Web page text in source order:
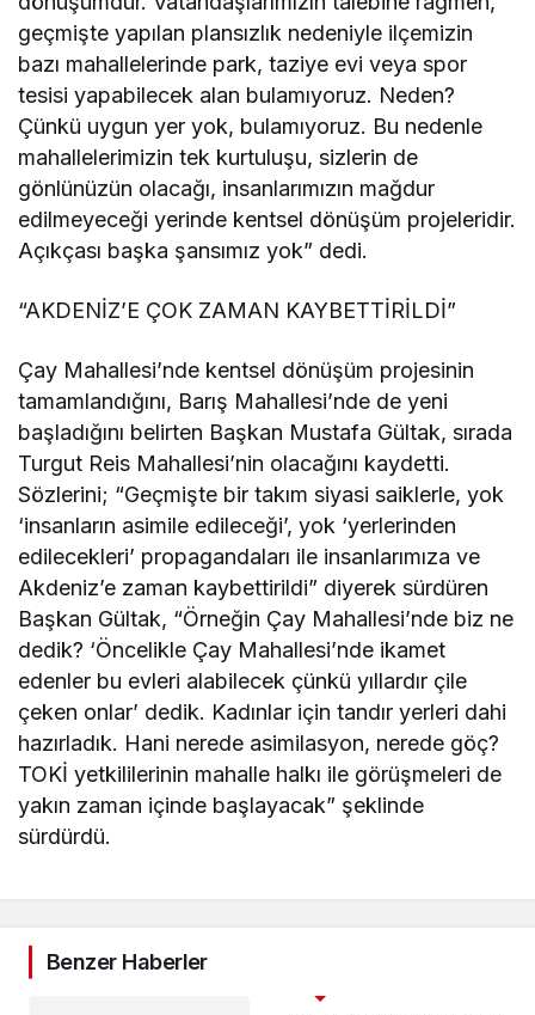
geçmişte yapılan plansızlık nedeniyle ilçemizin
bazı mahallelerinde park, taziye evi veya spor
tesisi yapabilecek alan bulamıyoruz. Neden?
Çünkü uygun yer yok, bulamıyoruz. Bu nedenle
mahallelerimizin tek kurtuluşu, sizlerin de
gönlünüzün olacağı, insanlarımızın mağdur
edilmeyeceği yerinde kentsel dönüşüm projeleridir.
Açıkçası başka şansımız yok” dedi.
“AKDENİZ’E ÇOK ZAMAN KAYBETTİRİLDİ”
Çay Mahallesi’nde kentsel dönüşüm projesinin
tamamlandığını, Barış Mahallesi’nde de yeni
başladığını belirten Başkan Mustafa Gültak, sırada
Turgut Reis Mahallesi’nin olacağını kaydetti.
Sözlerini; “Geçmişte bir takım siyasi saiklerle, yok
‘insanların asimile edileceği’, yok ‘yerlerinden
edilecekleri’ propagandaları ile insanlarımıza ve
Akdeniz’e zaman kaybettirildi” diyerek sürdüren
Başkan Gültak, “Örneğin Çay Mahallesi’nde biz ne
dedik? ‘Öncelikle Çay Mahallesi’nde ikamet
edenler bu evleri alabilecek çünkü yıllardır çile
çeken onlar’ dedik. Kadınlar için tandır yerleri dahi
hazırladık. Hani nerede asimilasyon, nerede göç?
TOKİ yetkililerinin mahalle halkı ile görüşmeleri de
yakın zaman içinde başlayacak” şeklinde
sürdürdü.
Benzer Haberler